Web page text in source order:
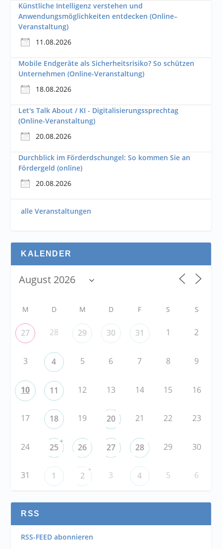
Künstliche Intelligenz verstehen und
Anwendungsmöglichkeiten entdecken (Online–
Veranstaltung)
11.08.2026
Mobile Endgeräte als Sicherheitsrisiko? So schützen
Unternehmen (Online-Veranstaltung)
18.08.2026
Let's Talk About / KI - Digitalisierungssprechtag
(Online-Veranstaltung)
20.08.2026
Durchblick im Förderdschungel: So kommen Sie an
Fördergeld (online)
20.08.2026
alle Veranstaltungen
KALENDER
M D M D F S S
27 28 29 30 31 1 2
3 4 5 6 7 8 9
10 11 12 13 14 15 16
17 18 19 20 21 22 23
24 25
+
26 27 28 29 30
31 1 2
+
3 4 5 6
RSS
RSS-FEED abonnieren